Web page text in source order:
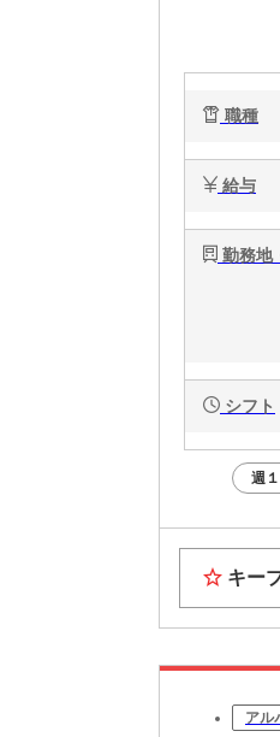
職種
給与
勤務地
シフト
週
キー
アル